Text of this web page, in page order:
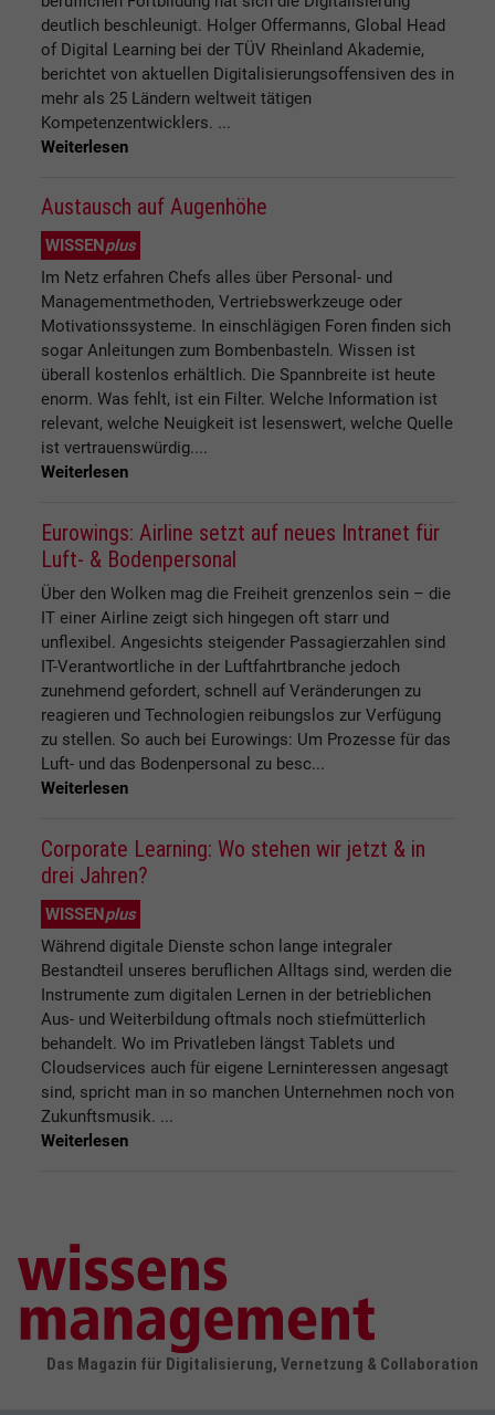
deutlich beschleunigt. Holger Offermanns, Global Head
of Digital Learning bei der TÜV Rheinland Akademie,
berichtet von aktuellen Digitalisierungsoffensiven des in
mehr als 25 Ländern weltweit tätigen
Kompetenzentwicklers. ...
Weiterlesen
Austausch auf Augenhöhe
WISSEN plus
Im Netz erfahren Chefs alles über Personal- und
Managementmethoden, Vertriebswerkzeuge oder
Motivationssysteme. In einschlägigen Foren finden sich
sogar Anleitungen zum Bombenbasteln. Wissen ist
überall kostenlos erhältlich. Die Spannbreite ist heute
enorm. Was fehlt, ist ein Filter. Welche Information ist
relevant, welche Neuigkeit ist lesenswert, welche Quelle
ist vertrauenswürdig....
Weiterlesen
Eurowings: Airline setzt auf neues Intranet für
Luft- & Bodenpersonal
Über den Wolken mag die Freiheit grenzenlos sein – die
IT einer Airline zeigt sich hingegen oft starr und
unflexibel. Angesichts steigender Passagierzahlen sind
IT-Verantwortliche in der Luftfahrtbranche jedoch
zunehmend gefordert, schnell auf Veränderungen zu
reagieren und Technologien reibungslos zur Verfügung
zu stellen. So auch bei Eurowings: Um Prozesse für das
Luft- und das Bodenpersonal zu besc...
Weiterlesen
Corporate Learning: Wo stehen wir jetzt & in
drei Jahren?
WISSENplus
Während digitale Dienste schon lange integraler
Bestandteil unseres beruflichen Alltags sind, werden die
Instrumente zum digitalen Lernen in der betrieblichen
Aus- und Weiterbildung oftmals noch stiefmütterlich
behandelt. Wo im Privatleben längst Tablets und
Cloudservices auch für eigene Lerninteressen angesagt
sind, spricht man in so manchen Unternehmen noch von
Zukunftsmusik. ...
Weiterlesen
Das Magazin für Digitalisierung, Vernetzung & Collaboration